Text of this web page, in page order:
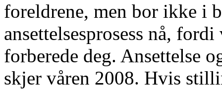
foreldrene, men bor ikke i
ansettelsesprosess nå,
forberede deg. Ansettelse
skjer våren 2008. Hvis